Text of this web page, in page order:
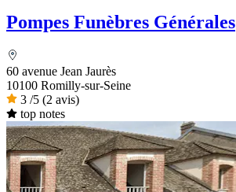
Pompes Funèbres Générales
60 avenue Jean Jaurès
10100 Romilly-sur-Seine
3 /5 (2 avis)
top notes